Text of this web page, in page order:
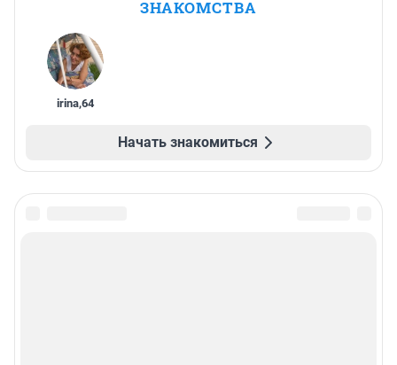
ЗНАКОМСТВА
irina,64
Начать знакомиться